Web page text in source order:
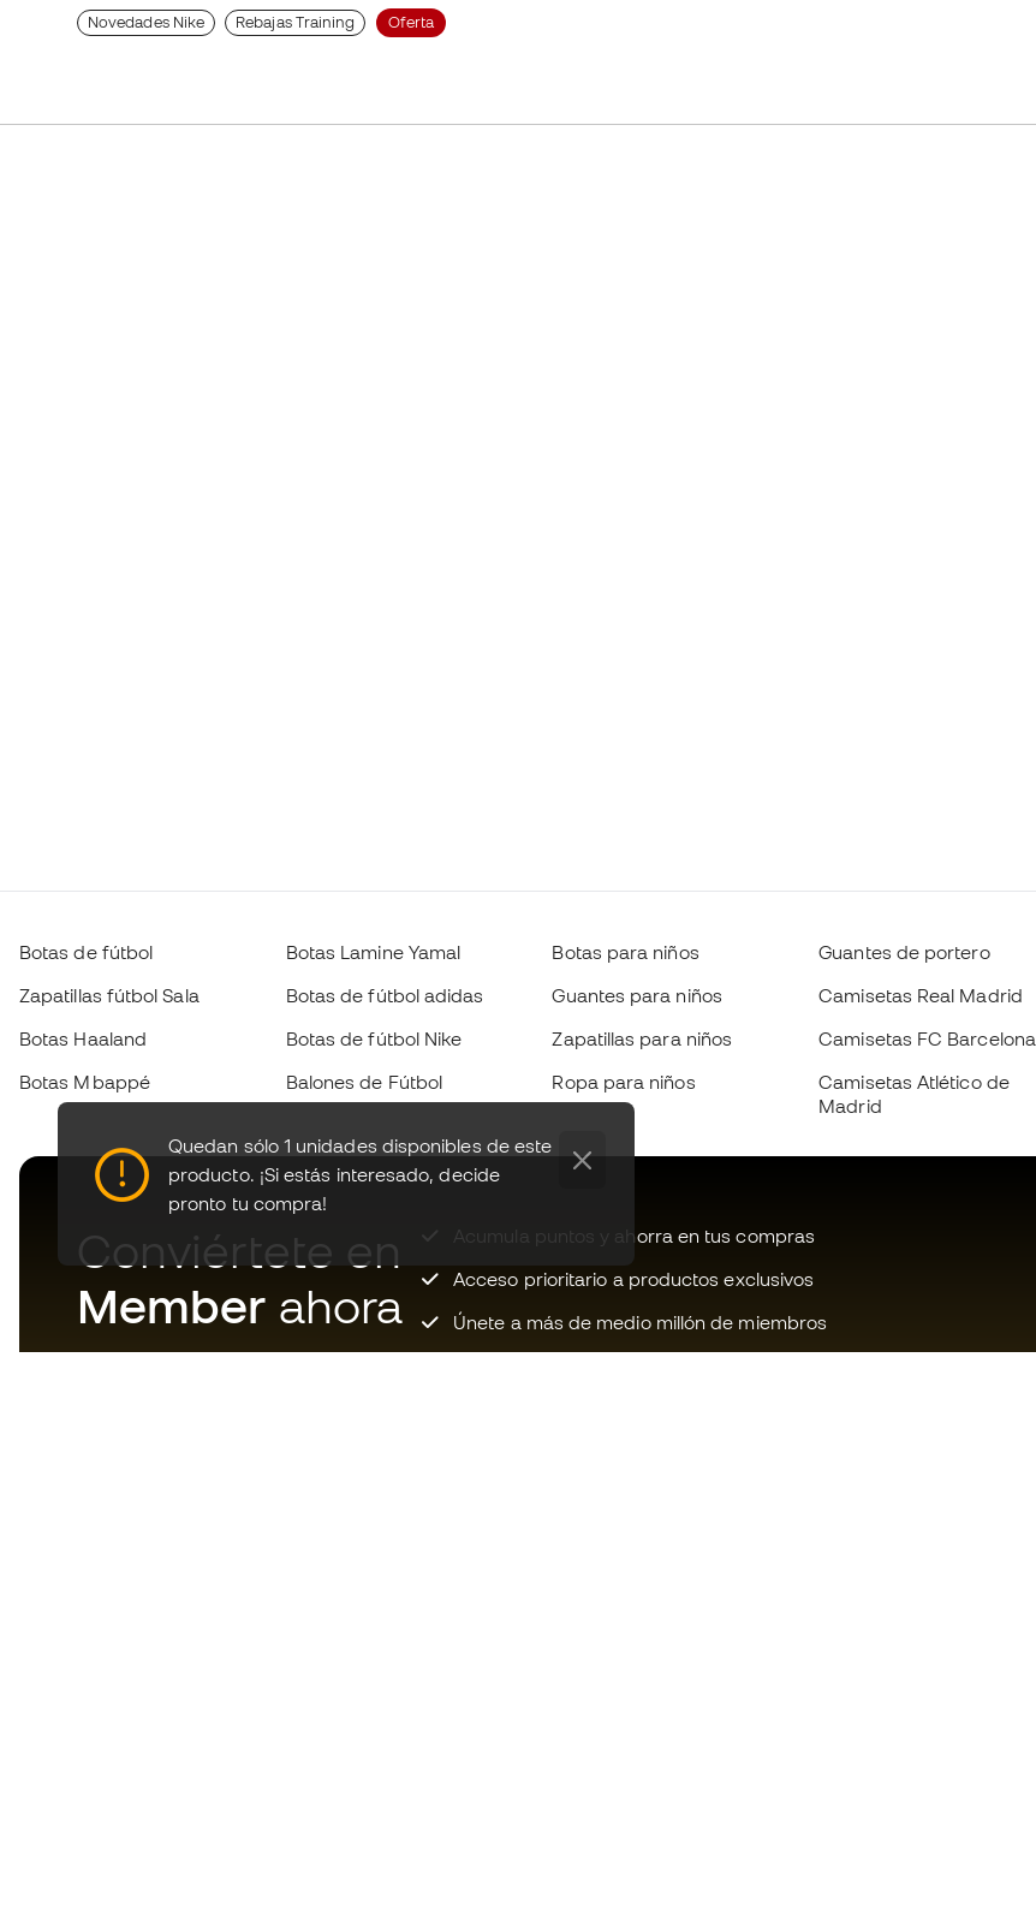
Novedades Nike Rebajas Training Oferta
Quedan sólo 1 unidades disponibles de este
producto. ¡Si estás interesado, decide
pronto tu compra!
Botas de fútbol
Zapatillas fútbol Sala
Botas Haaland
Botas Mbappé
Botas Lamine Yamal
Botas de fútbol adidas
Botas de fútbol Nike
Balones de Fútbol
Botas para niños
Guantes para niños
Zapatillas para niños
Ropa para niños
Guantes de portero
Camisetas Real Madrid
Camisetas FC Barcelona
Camisetas Atlético de
Madrid
Conviértete en
Member ahora
Acumula puntos y ahorra en tus compras
Acceso prioritario a productos exclusivos
Únete a más de medio millón de miembros